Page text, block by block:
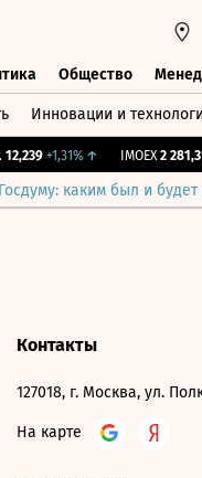
Общество
Инновации и
+1,31%↑ IMOEX 2 281,31
каким был и
Контакты
127018, г. Москва, ул.
На карте